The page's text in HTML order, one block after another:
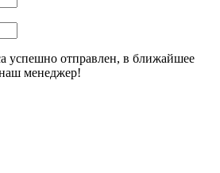
успешно отправлен, в ближайшее
менеджер!